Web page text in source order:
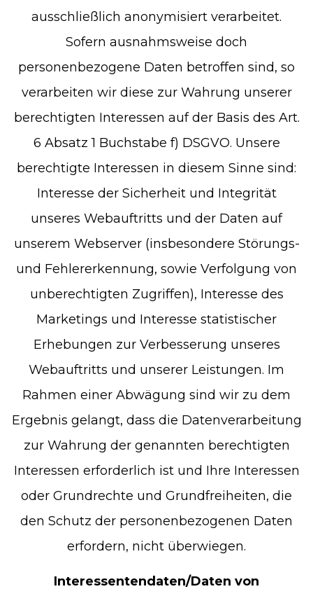
ausschließlich anonymisiert verarbeitet.
Sofern ausnahmsweise doch
personenbezogene Daten betroffen sind, so
verarbeiten wir diese zur Wahrung unserer
berechtigten Interessen auf der Basis des Art.
6 Absatz 1 Buchstabe f) DSGVO. Unsere
berechtigte Interessen in diesem Sinne sind:
Interesse der Sicherheit und Integrität
unseres Webauftritts und der Daten auf
unserem Webserver (insbesondere Störungs-
und Fehlererkennung, sowie Verfolgung von
unberechtigten Zugriffen), Interesse des
Marketings und Interesse statistischer
Erhebungen zur Verbesserung unseres
Webauftritts und unserer Leistungen. Im
Rahmen einer Abwägung sind wir zu dem
Ergebnis gelangt, dass die Datenverarbeitung
zur Wahrung der genannten berechtigten
Interessen erforderlich ist und Ihre Interessen
oder Grundrechte und Grundfreiheiten, die
den Schutz der personenbezogenen Daten
erfordern, nicht überwiegen.
Interessentendaten/Daten von